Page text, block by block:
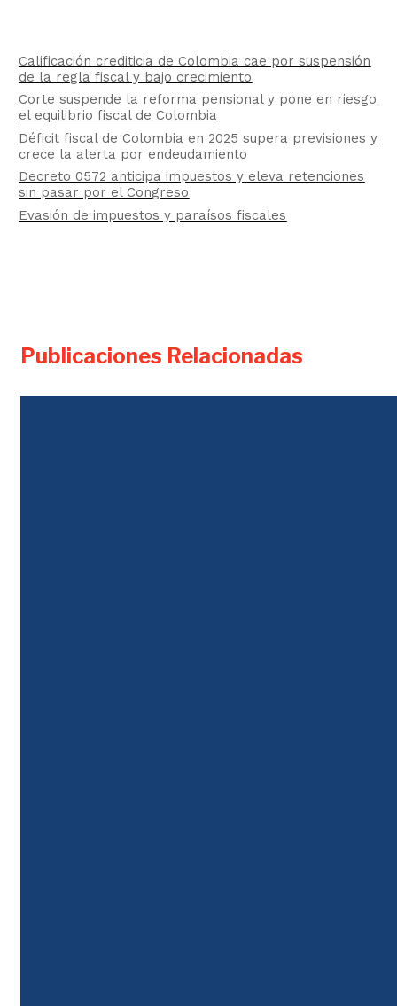
Calificación crediticia de Colombia cae por suspensión
de la regla fiscal y bajo crecimiento
Corte suspende la reforma pensional y pone en riesgo
el equilibrio fiscal de Colombia
Déficit fiscal de Colombia en 2025 supera previsiones y
crece la alerta por endeudamiento
Decreto 0572 anticipa impuestos y eleva retenciones
sin pasar por el Congreso
Evasión de impuestos y paraísos fiscales
Publicaciones Relacionadas